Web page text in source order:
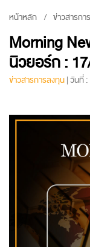
หน้าหลัก ข่าวสารกา
Morning
นิวยอร์ก :
ข่าวสารการลงทุน| วันที่